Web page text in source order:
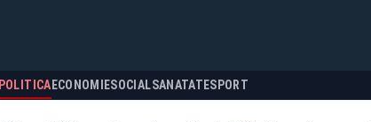
POLITICA ECONOMIESOCIALSANATATESPORT